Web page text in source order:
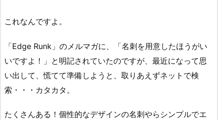
これなんですよ。
「Edge Runk」のメルマガに、「名刺を用意したほうがい
いですよ！」と明記されていたのですが、最近になって思
い出して、慌てて準備しようと、取りあえずネットで検
索・・・カタカタ。
たくさんある！個性的なデザインの名刺やらシンプルでエ